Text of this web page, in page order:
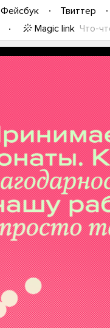
Фейсбук Твиттер
Magic link Что-